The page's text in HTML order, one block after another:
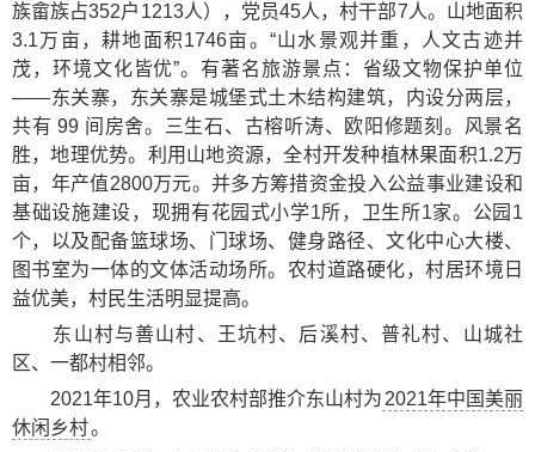
族畲族占352户1213人），党员45人，村干部7人。山地面积
3.1万亩，耕地面积1746亩。“山水景观并重，人文古迹并
茂，环境文化皆优”。有著名旅游景点：省级文物保护单位
——东关寨，东关寨是城堡式土木结构建筑，内设分两层，
共有 99 间房舍。三生石、古榕听涛、欧阳修题刻。风景名
胜，地理优势。利用山地资源，全村开发种植林果面积1.2万
亩，年产值2800万元。并多方筹措资金投入公益事业建设和
基础设施建设，现拥有花园式小学1所，卫生所1家。公园1
个，以及配备篮球场、门球场、健身路径、文化中心大楼、
图书室为一体的文体活动场所。农村道路硬化，村居环境日
益优美，村民生活明显提高。
东山村与善山村、王坑村、后溪村、普礼村、山城社
区、一都村相邻。
2021年10月，农业农村部推介东山村为 2021年中国美丽
休闲乡村。